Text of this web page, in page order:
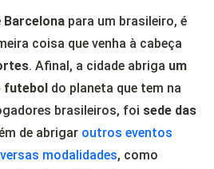
Barcelona para um brasileiro, é
coisa que venha à cabeça
. Afinal, a cidade abriga um
futebol do planeta que tem na
brasileiros, foi sede das
de abrigar outros eventos
modalidades, como